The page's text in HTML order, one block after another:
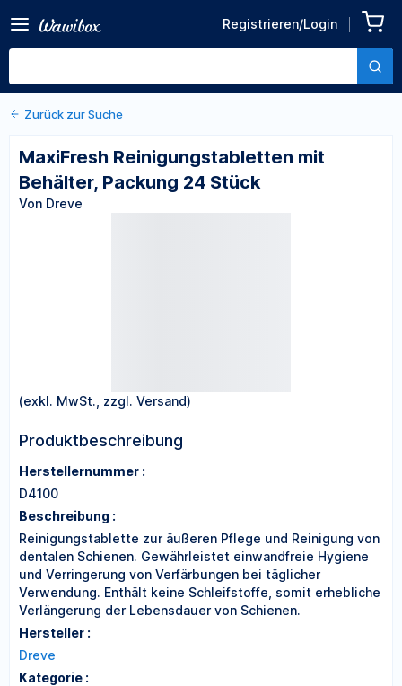
Registrieren/Login
Reinigungstabletten mit
Behälter, Packung 24 Stück
Von Dreve
Zurück zu den Produktdetails
Zurück zur Suche
MaxiFresh Reinigungstabletten mit
Behälter, Packung 24 Stück
Von Dreve
(exkl. MwSt., zzgl. Versand)
Produktbeschreibung
Herstellernummer :
D4100
Beschreibung :
Reinigungstablette zur äußeren Pflege und Reinigung von
dentalen Schienen. Gewährleistet einwandfreie Hygiene
und Verringerung von Verfärbungen bei täglicher
Verwendung. Enthält keine Schleifstoffe, somit erhebliche
Verlängerung der Lebensdauer von Schienen.
Hersteller :
Dreve
Kategorie :